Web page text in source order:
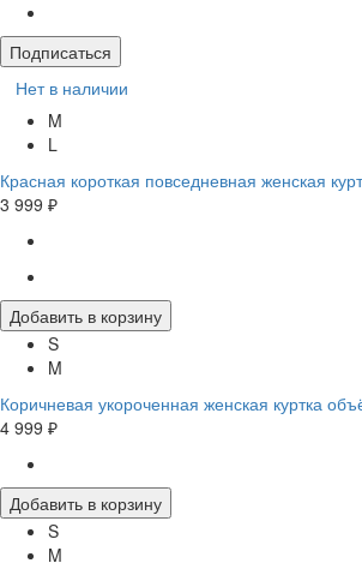
Подписаться
Нет в наличии
M
L
Красная короткая повседневная женская
3 999 ₽
Добавить в корзину
S
M
Коричневая укороченная женская куртка
4 999 ₽
Добавить в корзину
S
M